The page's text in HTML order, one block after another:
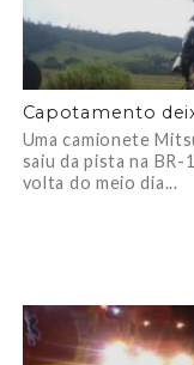
Capotamento
Uma camionete
saiu da pista na BR-
volta do meio dia...